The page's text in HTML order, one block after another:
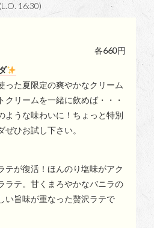
16:30)
各660円
った夏限定の爽やかなクリーム
クリームを一緒に飲めば・・・
ような味わいに！ちょっと特別
ひお試し下さい。
テが復活！ほんのり塩味がアク
ラテ。甘くまろやかなバニラの
い旨味が重なった贅沢ラテで